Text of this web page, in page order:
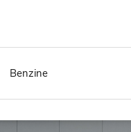
Benzine